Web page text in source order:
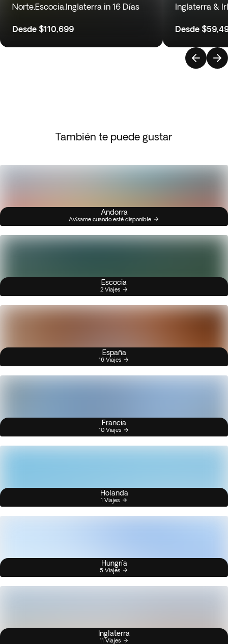
Norte,Escocia,Inglaterra in 16 Días
Desde $110,699
Inglaterra &
Desde
También te puede gustar
Andorra
Avísame cuando esté disponible
Escocia
2 Viajes
España
16 Viajes
Francia
10 Viajes
Holanda
1 Viajes
Hungría
5 Viajes
Inglaterra
11 Viajes